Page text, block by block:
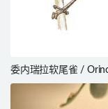
委内瑞拉软尾雀 /
Softtail / Thripophaga